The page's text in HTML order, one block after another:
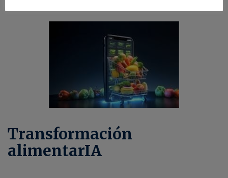
Transformación
alimentarIA